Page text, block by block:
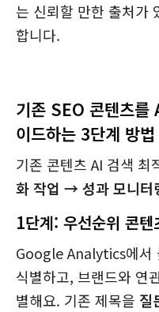
는 신뢰할 만한 출처가
합니다.
기존 SEO 콘텐츠를
이드하는 3단계 방법
기존 콘텐츠 AI 검색 최
화 작업 → 성과 모니터
1단계: 우선순위 콘
Google Analytics에서
식별하고, 브랜드와 연
별해요. 기존 제목을 질